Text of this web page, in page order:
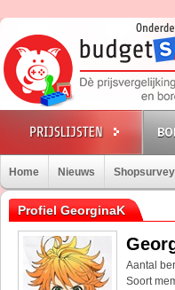
Home Nieuws Shopsurvey
Profiel GeorginaK
Aantal
Soort